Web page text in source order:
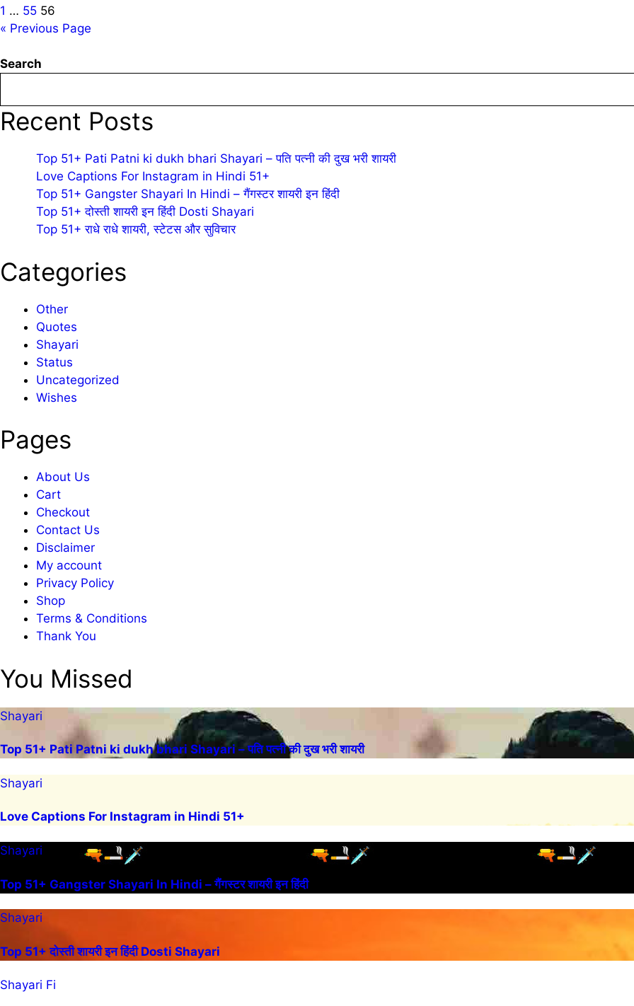
Posts
pagination
1 … 55 56
« Previous Page
Search
Recent Posts
Top 51+ Pati Patni ki dukh bhari Shayari – पति पत्नी की दुख भरी शायरी
Love Captions For Instagram in Hindi 51+
Top 51+ Gangster Shayari In Hindi – गैंगस्टर शायरी इन हिंदी
Top 51+ दोस्ती शायरी इन हिंदी Dosti Shayari
Top 51+ राधे राधे शायरी, स्टेटस और सुविचार
Categories
Other
Quotes
Shayari
Status
Uncategorized
Wishes
Pages
About Us
Cart
Checkout
Contact Us
Disclaimer
My account
Privacy Policy
Shop
Terms & Conditions
Thank You
You Missed
Shayari
Top 51+ Pati Patni ki dukh bhari Shayari – पति पत्नी की दुख भरी शायरी
Shayari
Love Captions For Instagram in Hindi 51+
Shayari
Top 51+ Gangster Shayari In Hindi – गैंगस्टर शायरी इन हिंदी
Shayari
Top 51+ दोस्ती शायरी इन हिंदी Dosti Shayari
Shayari Fi